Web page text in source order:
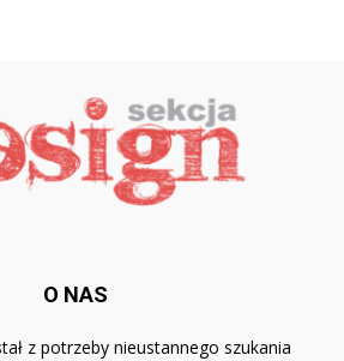
O NAS
z potrzeby nieustannego szukania